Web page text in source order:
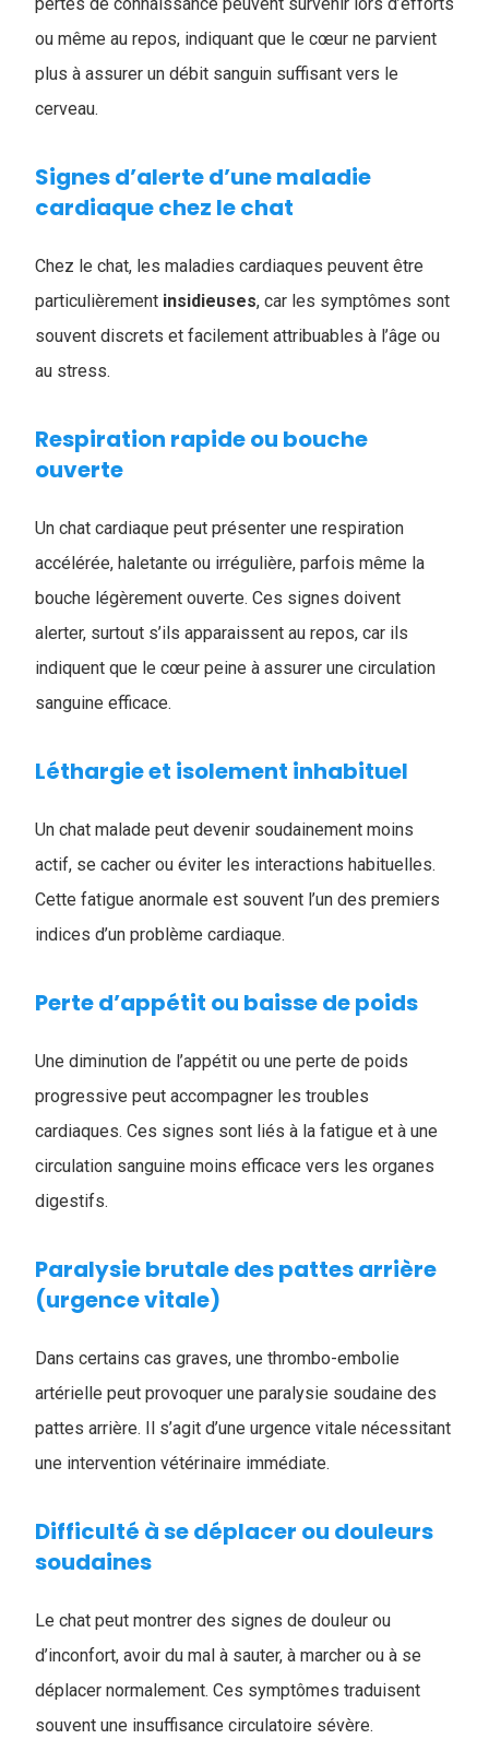
ou même au repos, indiquant que le cœur ne parvient
plus à assurer un débit sanguin suffisant vers le
cerveau.
Signes d’alerte d’une maladie
cardiaque chez le chat
Chez le chat, les maladies cardiaques peuvent être
particulièrement insidieuses, car les symptômes sont
souvent discrets et facilement attribuables à l’âge ou
au stress.
Respiration rapide ou bouche
ouverte
Un chat cardiaque peut présenter une respiration
accélérée, haletante ou irrégulière, parfois même la
bouche légèrement ouverte. Ces signes doivent
alerter, surtout s’ils apparaissent au repos, car ils
indiquent que le cœur peine à assurer une circulation
sanguine efficace.
Léthargie et isolement inhabituel
Un chat malade peut devenir soudainement moins
actif, se cacher ou éviter les interactions habituelles.
Cette fatigue anormale est souvent l’un des premiers
indices d’un problème cardiaque.
Perte d’appétit ou baisse de poids
Une diminution de l’appétit ou une perte de poids
progressive peut accompagner les troubles
cardiaques. Ces signes sont liés à la fatigue et à une
circulation sanguine moins efficace vers les organes
digestifs.
Paralysie brutale des pattes arrière
(urgence vitale)
Dans certains cas graves, une thrombo-embolie
artérielle peut provoquer une paralysie soudaine des
pattes arrière. Il s’agit d’une urgence vitale nécessitant
une intervention vétérinaire immédiate.
Difficulté à se déplacer ou douleurs
soudaines
Le chat peut montrer des signes de douleur ou
d’inconfort, avoir du mal à sauter, à marcher ou à se
déplacer normalement. Ces symptômes traduisent
souvent une insuffisance circulatoire sévère.